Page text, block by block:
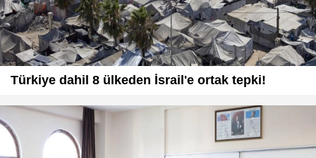
Türkiye dahil 8 ülkeden İsrail'e ortak tepki!